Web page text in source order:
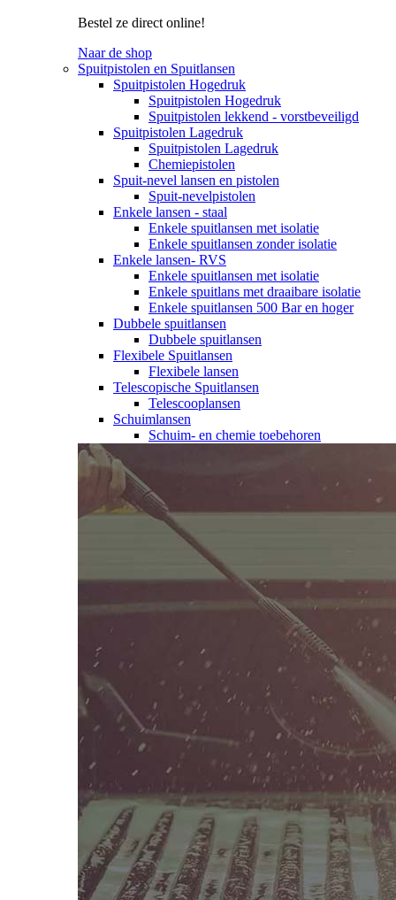
Bestel ze direct online!
Naar de shop
Spuitpistolen en Spuitlansen
Spuitpistolen Hogedruk
Spuitpistolen Hogedruk
Spuitpistolen lekkend - vorstbeveiligd
Spuitpistolen Lagedruk
Spuitpistolen Lagedruk
Chemiepistolen
Spuit-nevel lansen en pistolen
Spuit-nevelpistolen
Enkele lansen - staal
Enkele spuitlansen met isolatie
Enkele spuitlansen zonder isolatie
Enkele lansen- RVS
Enkele spuitlansen met isolatie
Enkele spuitlans met draaibare isolatie
Enkele spuitlansen 500 Bar en hoger
Dubbele spuitlansen
Dubbele spuitlansen
Flexibele Spuitlansen
Flexibele lansen
Telescopische Spuitlansen
Telescooplansen
Schuimlansen
Schuim- en chemie toebehoren